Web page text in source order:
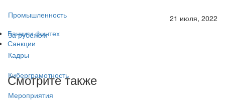
Промышленность
За рубежом
Кадры
Киберграмотность
Мероприятия
21 июля, 2022
Банки и финтех
Санкции
Смотрите также